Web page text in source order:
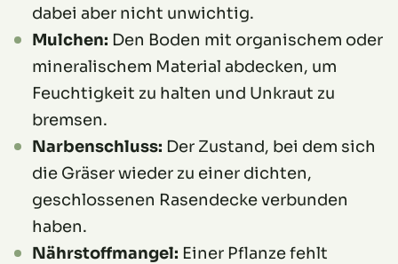
dabei aber nicht unwichtig.
Mulchen: Den Boden mit organischem oder
mineralischem Material abdecken, um
Feuchtigkeit zu halten und Unkraut zu
bremsen.
Narbenschluss: Der Zustand, bei dem sich
die Gräser wieder zu einer dichten,
geschlossenen Rasendecke verbunden
haben.
Nährstoffmangel: Einer Pflanze fehlt